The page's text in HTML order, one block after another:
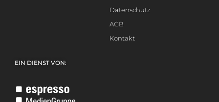
Datenschutz
AGB
Kontakt
EIN DIENST VON: